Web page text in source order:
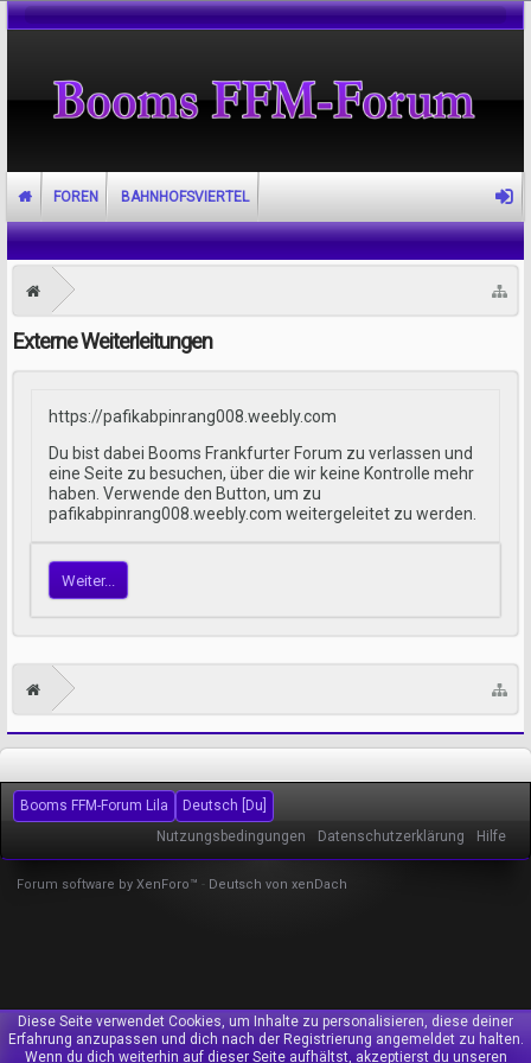
Externe Weiterleitungen
https://pafikabpinrang008.weebly.com
Du bist dabei Booms Frankfurter Forum zu verlassen und
eine Seite zu besuchen, über die wir keine Kontrolle mehr
haben. Verwende den Button, um zu
pafikabpinrang008.weebly.com weitergeleitet zu werden.
Weiter...
FOREN BAHNHOFSVIERTEL
Booms FFM-Forum Lila
Deutsch [Du]
Nutzungsbedingungen
Datenschutzerklärung Hilfe
Forum software by XenForo™ - Deutsch von xenDach
Diese Seite verwendet Cookies, um Inhalte zu personalisieren, diese deiner
Erfahrung anzupassen und dich nach der Registrierung angemeldet zu halten.
Wenn du dich weiterhin auf dieser Seite aufhältst, akzeptierst du unseren